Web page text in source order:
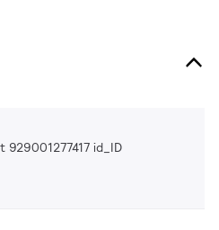
id_ID